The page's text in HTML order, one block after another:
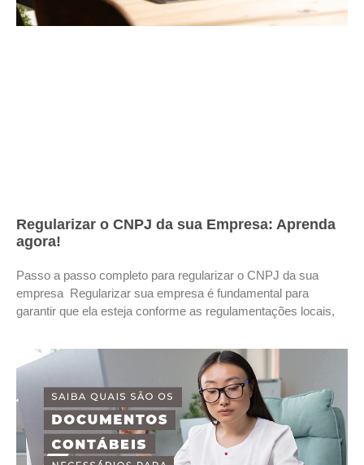
Regularizar o CNPJ da sua Empresa: Aprenda
agora!
Passo a passo completo para regularizar o CNPJ da sua
empresa Regularizar sua empresa é fundamental para
garantir que ela esteja conforme as regulamentações locais,